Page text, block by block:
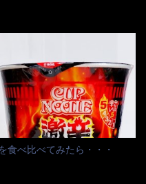
さんには、辛味剤・酢・ナ
です。 でも流石にファミレ
今回はすかいらーくグルー
供しているか？を見るだけ
ジルなのです。 肉は通常チ
肉みたいなミンチではな
現地バンコクでは、卵は固
目玉焼きで、これは日本風
ースするの？ 確かに販売価
、ごつ盛り天ぷらそばは98円
？ そこで何が違うか・・・
原材料 比較（相手に含まれ
油揚げめん(小麦粉(国内製
白、食塩、とろろ芋、卵白)、
添付調味料(砂糖、食塩、し
物、香辛料、ねぎ、香味油
べ比べてみたら・・・